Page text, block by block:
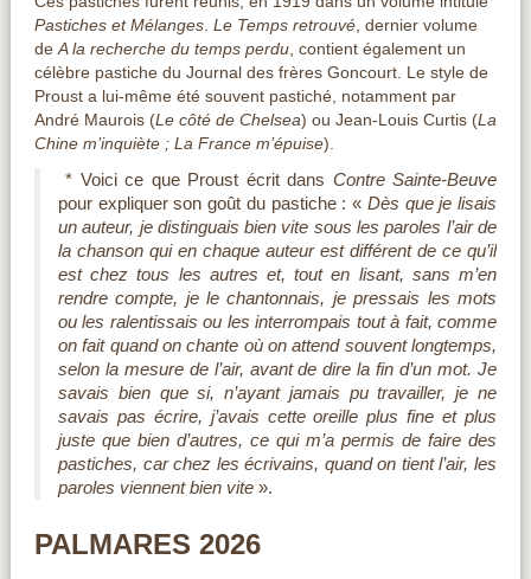
Pastiches et Mélanges. Le Temps retrouvé, dernier volume
de A la recherche du temps perdu, contient également un
célèbre pastiche du Journal des frères Goncourt. Le style de
Proust a lui-même été souvent pastiché, notamment par
André Maurois (Le côté de Chelsea) ou Jean-Louis Curtis (La
Chine m’inquiète ; La France m’épuise).
* Voici ce que Proust écrit dans Contre Sainte-Beuve
pour expliquer son goût du pastiche : « Dès que je lisais
un auteur, je distinguais bien vite sous les paroles l’air de
la chanson qui en chaque auteur est différent de ce qu’il
est chez tous les autres et, tout en lisant, sans m’en
rendre compte, je le chantonnais, je pressais les mots
ou les ralentissais ou les interrompais tout à fait, comme
on fait quand on chante où on attend souvent longtemps,
selon la mesure de l’air, avant de dire la fin d’un mot. Je
savais bien que si, n’ayant jamais pu travailler, je ne
savais pas écrire, j’avais cette oreille plus fine et plus
juste que bien d’autres, ce qui m’a permis de faire des
pastiches, car chez les écrivains, quand on tient l’air, les
paroles viennent bien vite».
PALMARES 2026